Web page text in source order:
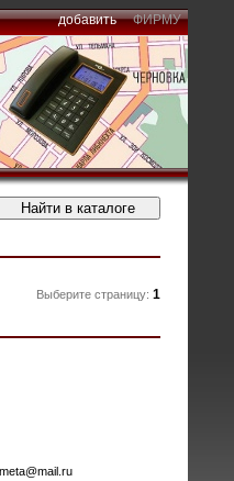
добавить ФИРМУ
Выберите страницу: 1